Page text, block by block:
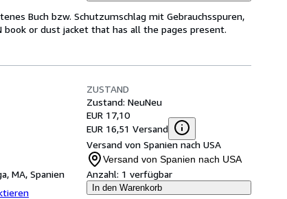
Buch bzw. Schutzumschlag mit Gebrauchsspuren,
book or dust jacket that has all the pages present.
MA, Spanien
ZUSTAND
Zustand: NeuNeu
EUR 17,10
EUR 16,51 Versand
Versand von Spanien nach USA
Versand von Spanien nach USA
Anzahl: 1 verfügbar
In den Warenkorb